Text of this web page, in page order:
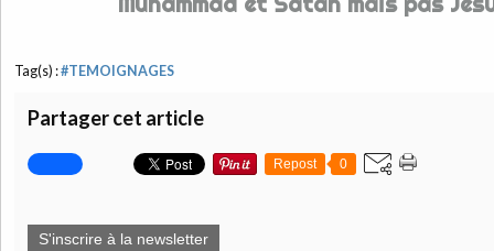
Tag(s) :#TEMOIGNAGES
Partager cet article
Repost 0
S'inscrire à la newsletter